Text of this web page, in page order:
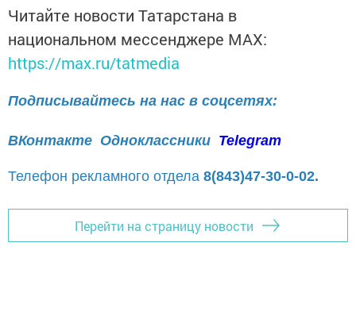
Читайте новости Татарстана в
национальном мессенджере MАХ:
https://max.ru/tatmedia
Подписывайтесь на нас в соцсетях:
ВКонтакте Одноклассники Telegram
Телефон рекламного отдела 8(843)47-30-0-02.
Перейти на страницу новости